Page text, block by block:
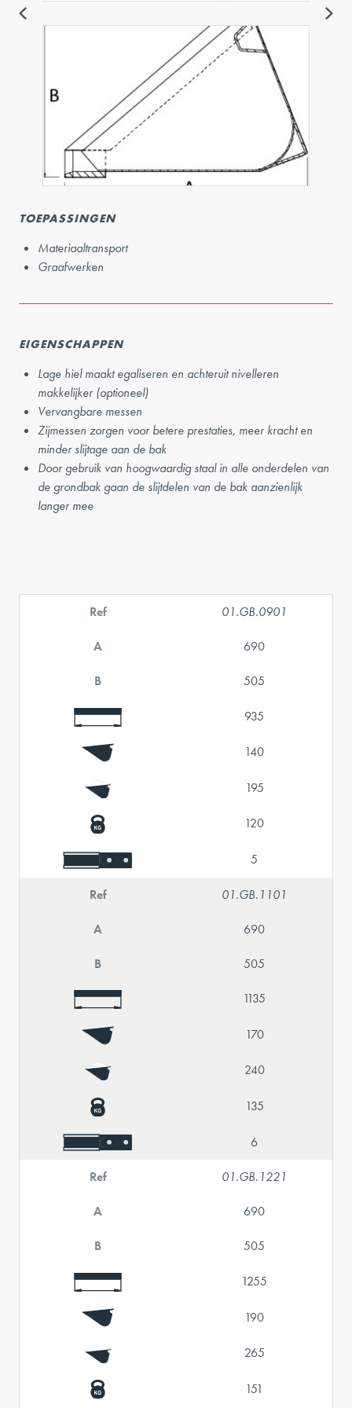
TOEPASSINGEN
Materiaaltransport
Graafwerken
EIGENSCHAPPEN
Lage hiel maakt egaliseren en achteruit nivelleren
makkelijker (optioneel)
Vervangbare messen
Zijmessen zorgen voor betere prestaties, meer kracht en
minder slijtage aan de bak
Door gebruik van hoogwaardig staal in alle onderdelen van
de grondbak gaan de slijtdelen van de bak aanzienlijk
langer mee
Ref 01.GB.0901
A 690
B 505
935
140
195
120
5
Ref 01.GB.1101
A 690
B 505
1135
170
240
135
6
Ref 01.GB.1221
A 690
B 505
1255
190
265
151